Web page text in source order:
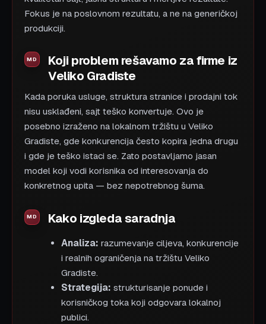
Fokus je na poslovnom rezultatu, a ne na generičkoj
produkciji.
Koji problem rešavamo za firme iz
Veliko Gradiste
Kada poruka usluge, struktura stranice i prodajni tok
nisu usklađeni, sajt teško konvertuje. Ovo je
posebno izraženo na lokalnom tržištu u Veliko
Gradiste, gde konkurencija često kopira jedna drugu
i gde je teško istaci se. Zato postavljamo jasan
model koji vodi korisnika od interesovanja do
konkretnog upita — bez nepotrebnog šuma.
Kako izgleda saradnja
Analiza: razumevanje ciljeva, konkurencije
i realnih ograničenja na tržištu Veliko
Gradiste.
Strategija: strukturisanje ponude i
korisničkog toka koji odgovara lokalnoj
publici.